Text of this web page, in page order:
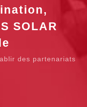
SOLAR
des partenariats